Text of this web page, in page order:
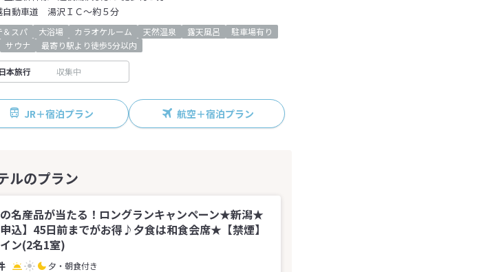
自動車道 湯沢ＩＣ～約５分
＆スパ 大浴場 カラオケルーム 天然温泉 露天風呂
駐車場有り
サウナ 最寄り駅より徒歩5分以内
日本旅行 収集中
JR＋宿泊プラン 航空＋宿泊プラン
名産品が当たる！ロングランキャンペーン★新潟★
申込】45日前までがお得♪夕食は和食会席★【禁煙】
ン(2名1室)
夕・朝食付き